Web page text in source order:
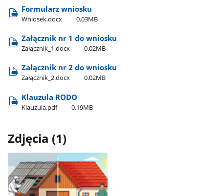
Formularz wniosku
Wniosek.docx 0.03MB
Załącznik nr 1 do wniosku
Załącznik​_1.docx 0.02MB
Załącznik nr 2 do wniosku
Załącznik​_2.docx 0.02MB
Klauzula RODO
Klauzula.pdf 0.19MB
Zdjęcia (1)